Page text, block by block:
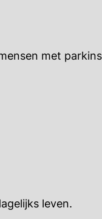
met
leven.